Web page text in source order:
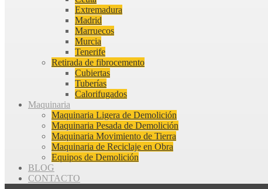
Extremadura
Madrid
Marruecos
Murcia
Tenerife
Retirada de fibrocemento
Cubiertas
Tuberías
Calorifugados
Maquinaria
Maquinaria Ligera de Demolición
Maquinaria Pesada de Demolición
Maquinaria Movimiento de Tierra
Maquinaria de Reciclaje en Obra
Equipos de Demolición
BLOG
CONTACTO